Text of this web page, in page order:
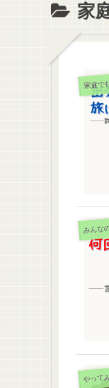
家
家庭で
みんな
やって